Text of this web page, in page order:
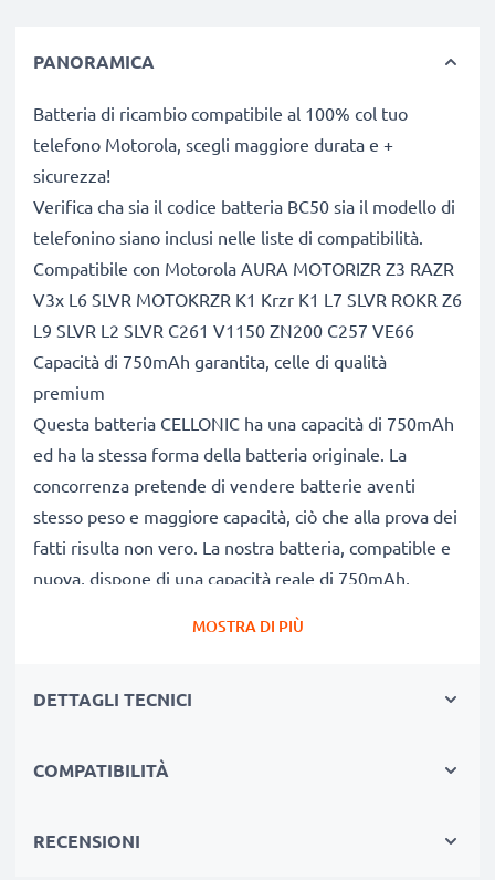
PANORAMICA
Batteria di ricambio compatibile al 100% col tuo
telefono Motorola, scegli maggiore durata e +
sicurezza!
Verifica cha sia il codice batteria BC50 sia il modello di
telefonino siano inclusi nelle liste di compatibilità.
Compatibile con Motorola AURA MOTORIZR Z3 RAZR
V3x L6 SLVR MOTOKRZR K1 Krzr K1 L7 SLVR ROKR Z6
L9 SLVR L2 SLVR C261 V1150 ZN200 C257 VE66
Capacità di 750mAh garantita, celle di qualità
premium
Questa batteria CELLONIC ha una capacità di 750mAh
ed ha la stessa forma della batteria originale. La
concorrenza pretende di vendere batterie aventi
stesso peso e maggiore capacità, ciò che alla prova dei
fatti risulta non vero. La nostra batteria, compatible e
nuova, dispone di una capacità reale di 750mAh,
Le nostre batterie sostitutive forniscono
potenza & autonomia. Le prestazioni eguagliano o
MOSTRA DI PIÙ
DETTAGLI TECNICI
COMPATIBILITÀ
RECENSIONI